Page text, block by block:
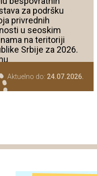
za podršku
privrednih
u seoskim
na teritoriji
Srbije za 2026.
Aktuelno do: 24.07.2026.